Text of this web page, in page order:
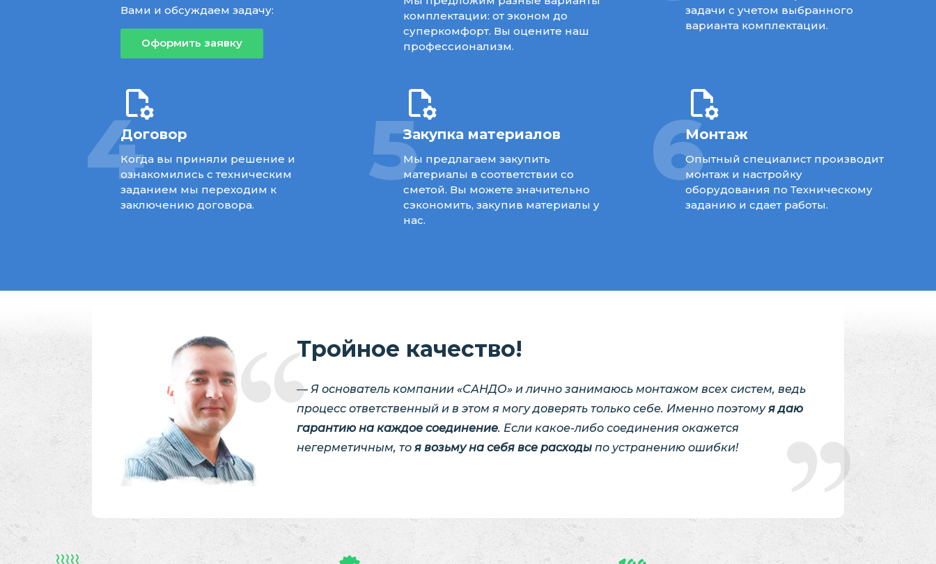
Вами и обсуждаем задачу:
Оформить заявку
комплектации: от эконом до
суперкомфорт. Вы оцените наш
профессионализм.
задачи с учетом выбранного
варианта комплектации.
4Договор
Когда вы приняли решение и
ознакомились с техническим
заданием мы переходим к
заключению договора.
5Закупка материалов
Мы предлагаем закупить
материалы в соответствии со
сметой. Вы можете значительно
сэкономить, закупив материалы у
нас.
6Монтаж
Опытный специалист производит
монтаж и настройку
оборудования по Техническому
заданию и сдает работы.
Тройное качество!
— Я основатель компании «САНДО» и лично занимаюсь монтажом всех систем, ведь
процесс ответственный и в этом я могу доверять только себе. Именно поэтомуя даю
гарантию на каждое соединение. Если какое-либо соединения окажется
негерметичным, то я возьму на себя все расходы по устранению ошибки!